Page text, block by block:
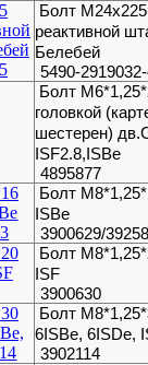
Болт
реактивной
Белебей
5490-
Болт
головкой
шестерен)
ISF2.8,ISBe
4895877
Болт
ISBe
3900629/
Болт
ISF
3900630
Болт
6ISBe, 6ISDe,
3902114